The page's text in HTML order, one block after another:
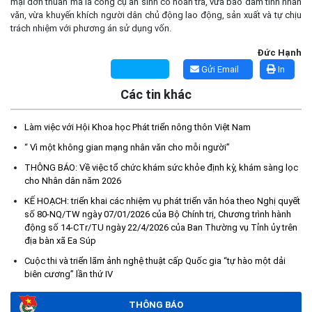
văn, vừa khuyến khích người dân chủ động lao động, sản xuất và tự chịu
trách nhiệm với phương án sử dụng vốn.
Đức Hạnh
In
Gửi Email
Các tin khác
Làm việc với Hội Khoa học Phát triển nông thôn Việt Nam
“ Vì một không gian mạng nhân văn cho mỗi người”
THÔNG BÁO: Về việc tổ chức khám sức khỏe định kỳ, khám sàng lọc
cho Nhân dân năm 2026
KẾ HOẠCH: triển khai các nhiệm vụ phát triển văn hóa theo Nghị quyết
số 80-NQ/TW ngày 07/01/2026 của Bộ Chính trị, Chương trình hành
động số 14-CTr/TU ngày 22/4/2026 của Ban Thường vụ Tỉnh ủy trên
địa bàn xã Ea Súp
Cuộc thi và triển lãm ảnh nghệ thuật cấp Quốc gia “tự hào một dải
biên cương” lần thứ IV
THÔNG BÁO
HĐND XÃ VÀ LÃNH ĐẠO UBND XÃ TUẦN THỨ 31 (từ ngày
10/8/2026 đến ngày 16/8/2026)
(10/08/2026)
Thông báo tuyển ứng viên điều dưỡng, nhân viên chăm sóc đi
(07/08/2026)
Kế hoạch Tổ chức lấy mẫu hài cốt liệt sĩ đối với các mộ chưa